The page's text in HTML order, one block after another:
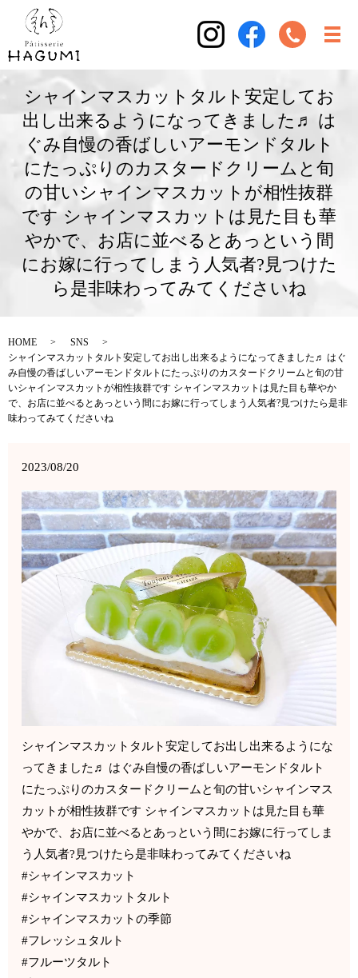
シャインマスカットタルト安定してお
出し出来るようになってきました♬ は
ぐみ自慢の香ばしいアーモンドタルト
にたっぷりのカスタードクリームと旬
の甘いシャインマスカットが相性抜群
です シャインマスカットは見た目も華
やかで、お店に並べるとあっという間
にお嫁に行ってしまう人気者?見つけた
ら是非味わってみてくださいね
HOME
SNS
シャインマスカットタルト安定してお出し出来るようになってきました♬ はぐ
み自慢の香ばしいアーモンドタルトにたっぷりのカスタードクリームと旬の甘
いシャインマスカットが相性抜群です シャインマスカットは見た目も華やか
で、お店に並べるとあっという間にお嫁に行ってしまう人気者?見つけたら是非
味わってみてくださいね
2023/08/20
シャインマスカットタルト安定してお出し出来るようにな
ってきました♬ はぐみ自慢の香ばしいアーモンドタルト
にたっぷりのカスタードクリームと旬の甘いシャインマス
カットが相性抜群です シャインマスカットは見た目も華
やかで、お店に並べるとあっという間にお嫁に行ってしま
う人気者?見つけたら是非味わってみてくださいね
#シャインマスカット
#シャインマスカットタルト
#シャインマスカットの季節
#フレッシュタルト
#フルーツタルト